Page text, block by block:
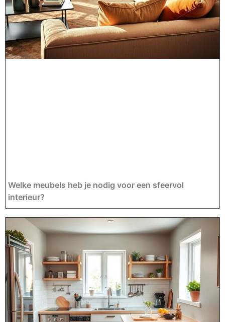
Welke meubels heb je nodig voor een sfeervol
interieur?